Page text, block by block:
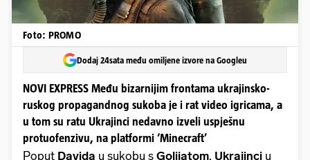
Foto: PROMO
Dodaj 24sata među omiljene izvore na Googleu
NOVI EXPRESS Među bizarnijim frontama ukrajinsko-
ruskog propagandnog sukoba je i rat video igricama, a
u tom su ratu Ukrajinci nedavno izveli uspješnu
protuofenzivu, na platformi ‘Minecraft’
Poput Davida u sukobu s Golijatom, Ukrajinci u